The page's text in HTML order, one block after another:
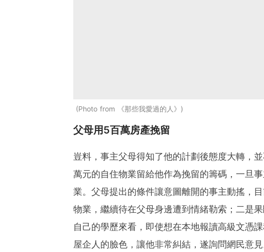
Photo from 《那些我愛過的人》
父母用5百萬房產挽留
豈料，事主父母得知了他的計劃後態度大轉，
萬元的自住物業留給他作為挽留的籌碼，一旦
業。父母提出的條件讓意圖離開的事主動搖，
物業，繼續待在父母身邊遭到情緒勒索；二是
自己的學歷來看，即使想在本地報讀高級文憑
屋企人的臉色，讓他非常糾結，遂詢問網民意見